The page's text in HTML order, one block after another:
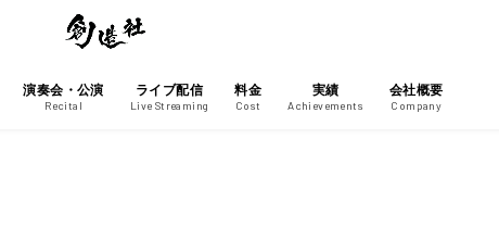
演奏会・公演
Recital
ライブ配信
Live Streaming
料金
Cost
実績
Achievements
会社概要
Company